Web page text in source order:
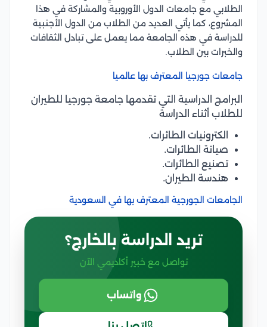
الطلابي مع جامعات الدول الأوروبية والمشاركة في هذا
المشروع، كما يأتي العديد من الطلاب من الدول الأجنبية
للدراسة في هذه الجامعة مما يعمل على تبادل الثقافات
والخبرات بين الطلاب.
جامعات جورجيا المعترف بها عالميا
البرامج الدراسية التي تقدمها جامعة جورجيا للطيران
للطلاب أثناء الدراسة
الكترونيات الطائرات.
صيانة الطائرات.
تصنيع الطائرات.
هندسة الطيران.
الجامعات الجورجية المعترف بها في السعودية
تريد الدراسة بالخارج؟
تواصل مع خبير أكاديمي الآن
واتساب